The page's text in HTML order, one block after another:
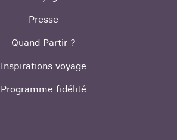
Presse
Quand Partir ?
Inspirations voyage
Programme fidélité